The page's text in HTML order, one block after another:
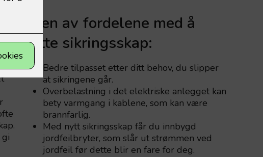
Noen av fordelene med å
bytte sikringsskap:
Bedre tilpasset etter ditt behov, du slipper
at sikringene går.
Overbelastning i det elektriske anlegget kan
bety varmgang i kablene, som kan være
brannfarlig.
Med nytt sikringsskap får du innbygd
jordfeilbryter, som slår ut strømmen ved
jordfeil før dette blir en fare for deg.